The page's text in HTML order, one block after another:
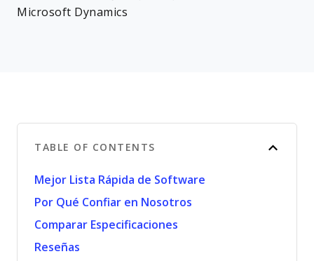
Microsoft Dynamics
TABLE OF CONTENTS
Mejor Lista Rápida de Software
Por Qué Confiar en Nosotros
Comparar Especificaciones
Reseñas